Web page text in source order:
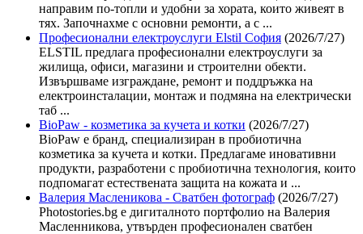
направим по-топли и удобни за хората, които живеят в
тях. Започнахме с основни ремонти, а с ...
Професионални електроуслуги Elstil София (2026/7/27)
ELSTIL предлага професионални електроуслуги за
жилища, офиси, магазини и строителни обекти.
Извършваме изграждане, ремонт и поддръжка на
електроинсталации, монтаж и подмяна на електрически
таб ...
BioPaw - козметика за кучета и котки (2026/7/27)
BioPaw е бранд, специализиран в пробиотична
козметика за кучета и котки. Предлагаме иновативни
продукти, разработени с пробиотична технология, които
подпомагат естествената защита на кожата и ...
Валерия Масленикова - Сватбен фотограф (2026/7/27)
Photostories.bg е дигиталното портфолио на Валерия
Масленникова, утвърден професионален сватбен